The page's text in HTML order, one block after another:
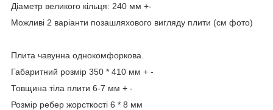
Діаметр великого кільця: 240 мм +-
Можливі 2 варіанти позашляхового вигляду плити (см фото)
Плита чавунна однокомфоркова.
Габаритний розмір 350 * 410 мм + -
Товщина тіла плити 6-7 мм + -
Розмір ребер жорсткості 6 * 8 мм